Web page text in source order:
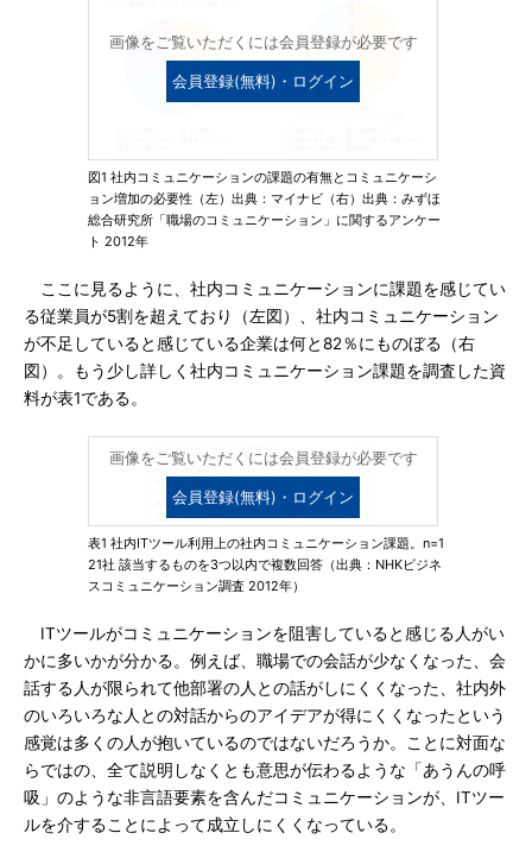
画像をご覧いただくには会員登録が必要です
会員登録(無料)・ログイン
図1 社内コミュニケーションの課題の有無とコミュニケーシ
ョン増加の必要性（左）出典：マイナビ（右）出典：みずほ
総合研究所「職場のコミュニケーション」に関するアンケー
ト 2012年
ここに見るように、社内コミュニケーションに課題を感じてい
る従業員が5割を超えており（左図）、社内コミュニケーション
が不足していると感じている企業は何と82％にものぼる（右
図）。もう少し詳しく社内コミュニケーション課題を調査した資
料が表1である。
画像をご覧いただくには会員登録が必要です
会員登録(無料)・ログイン
表1 社内ITツール利用上の社内コミュニケーション課題。n=1
21社 該当するものを3つ以内で複数回答（出典：NHKビジネ
スコミュニケーション調査 2012年）
ITツールがコミュニケーションを阻害していると感じる人がい
かに多いかが分かる。例えば、職場での会話が少なくなった、会
話する人が限られて他部署の人との話がしにくくなった、社内外
のいろいろな人との対話からのアイデアが得にくくなったという
感覚は多くの人が抱いているのではないだろうか。ことに対面な
らではの、全て説明しなくとも意思が伝わるような「あうんの呼
吸」のような非言語要素を含んだコミュニケーションが、ITツー
ルを介することによって成立しにくくなっている。